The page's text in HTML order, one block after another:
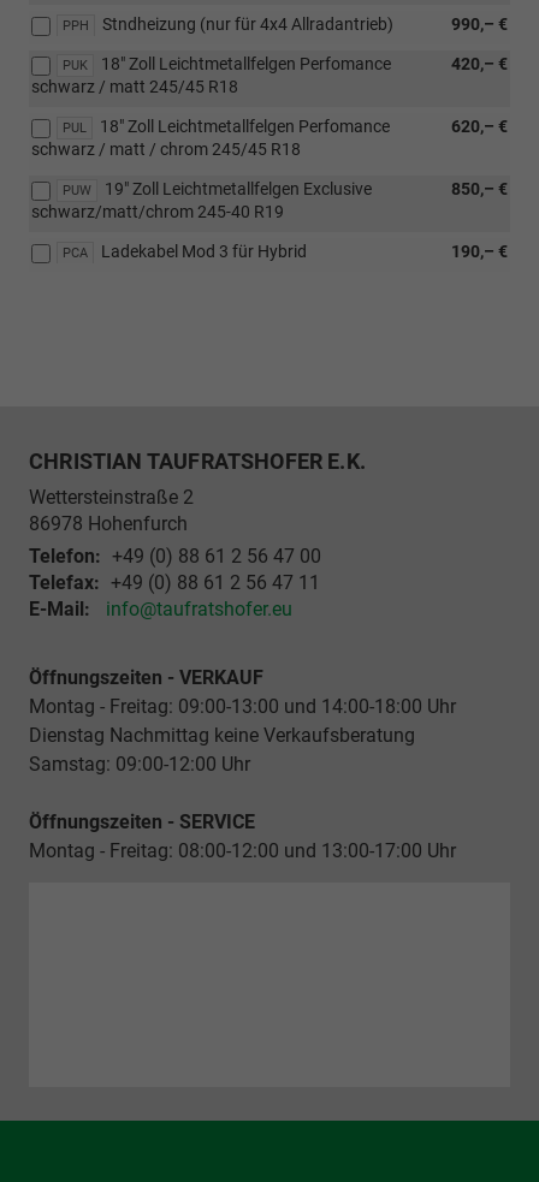
PPH 990,– €
Stndheizung (nur für 4x4 Allradantrieb)
PUK 420,– €
18" Zoll Leichtmetallfelgen Perfomance
schwarz / matt 245/45 R18
PUL 620,– €
18" Zoll Leichtmetallfelgen Perfomance
schwarz / matt / chrom 245/45 R18
PUW 850,– €
19" Zoll Leichtmetallfelgen Exclusive
schwarz/matt/chrom 245-40 R19
PCA 190,– €
Ladekabel Mod 3 für Hybrid
CHRISTIAN TAUFRATSHOFER E.K.
Wettersteinstraße 2
86978 Hohenfurch
Telefon: +49 (0) 88 61 2 56 47 00
Telefax: +49 (0) 88 61 2 56 47 11
E-Mail:
info@taufratshofer.eu
Öffnungszeiten - VERKAUF
Montag - Freitag: 09:00-13:00 und 14:00-18:00 Uhr
Dienstag Nachmittag keine Verkaufsberatung
Samstag: 09:00-12:00 Uhr
Öffnungszeiten - SERVICE
Montag - Freitag: 08:00-12:00 und 13:00-17:00 Uhr